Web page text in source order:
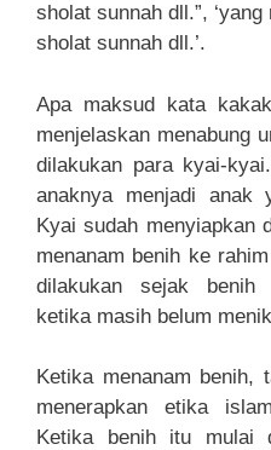
sholat sunnah dll.”,
sholat sunnah dll.’.
Apa maksud kata
menjelaskan menabung
dilakukan para kyai-
anaknya menjadi anak
Kyai sudah menyiapkan
menanam benih ke
dilakukan sejak benih
ketika masih belum
Ketika menanam benih,
menerapkan etika
Ketika benih itu mulai